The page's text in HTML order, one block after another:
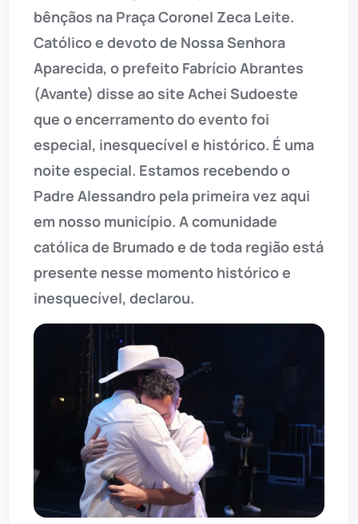
bênçãos na Praça Coronel Zeca Leite.
Católico e devoto de Nossa Senhora
Aparecida, o prefeito Fabrício Abrantes
(Avante) disse ao site Achei Sudoeste
que o encerramento do evento foi
especial, inesquecível e histórico. É uma
noite especial. Estamos recebendo o
Padre Alessandro pela primeira vez aqui
em nosso município. A comunidade
católica de Brumado e de toda região está
presente nesse momento histórico e
inesquecível, declarou.